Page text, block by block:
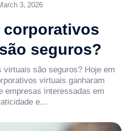
3, 2026
corporativos
seguros?
virtuais são seguros? Hoje em
virtuais ganharam
empresas interessadas em
e...